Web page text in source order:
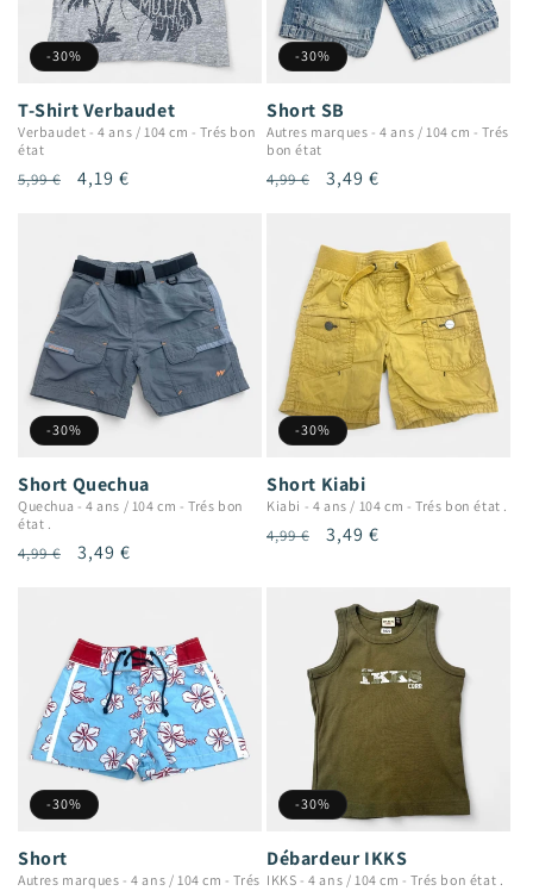
-30%
T-Shirt Verbaudet
Verbaudet -4 ans / 104 cm -Trés bon
état
Prix
5,99 €
Prix
4,19 €
-30%
Short SB
Autres marques -4 ans / 104 cm -Trés
bon état
Prix
4,99 €
Prix
3,49 €
-30%
Short Quechua
Quechua -4 ans / 104 cm -Trés bon
état .
Prix
4,99 €
Prix
3,49 €
-30%
Short Kiabi
Kiabi - 4 ans / 104 cm -Trés bon état .
Prix
4,99 €
Prix
3,49 €
-30%
Short
Autres marques -4 ans / 104 cm -Trés
-30%
Débardeur IKKS
IKKS -4 ans / 104 cm -Trés bon état .